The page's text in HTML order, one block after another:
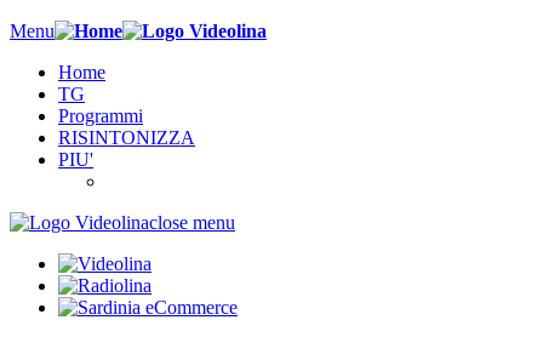
Menu
Home
TG
Programmi
RISINTONIZZA
PIU'
close menu